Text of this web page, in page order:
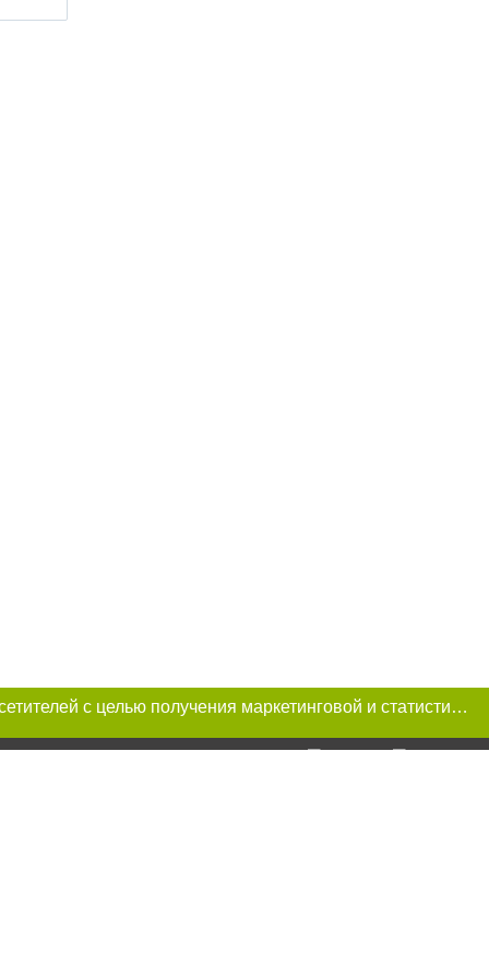
Этот сайт использует «cookies». Также сайт использует интернет-сервис для сбора технических данных касательно посетителей с целью получения маркетинговой и статистической информации. Условия обработки данных посетителей сайта см.